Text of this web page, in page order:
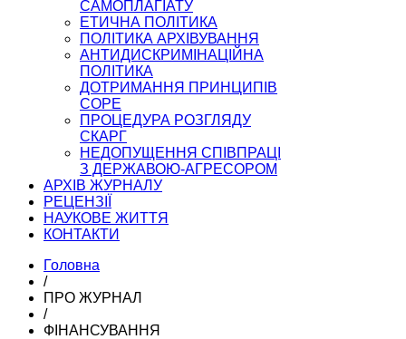
САМОПЛАГІАТУ
ЕТИЧНА ПОЛІТИКА
ПОЛІТИКА АРХІВУВАННЯ
АНТИДИСКРИМІНАЦІЙНА
ПОЛІТИКА
ДОТРИМАННЯ ПРИНЦИПІВ
COPE
ПРОЦЕДУРА РОЗГЛЯДУ
СКАРГ
НЕДОПУЩЕННЯ СПІВПРАЦІ
З ДЕРЖАВОЮ-АГРЕСОРОМ
АРХІВ ЖУРНАЛУ
РЕЦЕНЗІЇ
НАУКОВЕ ЖИТТЯ
КОНТАКТИ
Головна
/
ПРО ЖУРНАЛ
/
ФІНАНСУВАННЯ